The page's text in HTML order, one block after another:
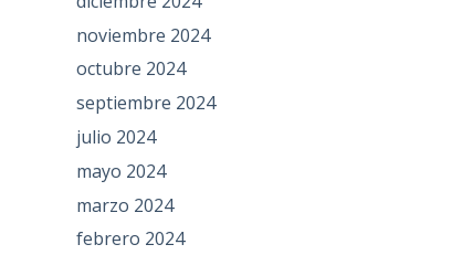
noviembre 2024
octubre 2024
septiembre 2024
julio 2024
mayo 2024
marzo 2024
febrero 2024